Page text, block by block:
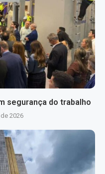
segurança do trabalho
2026